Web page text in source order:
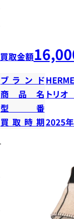
買取金額
ブランド
商品名 トリオ
型番
買取時期2025